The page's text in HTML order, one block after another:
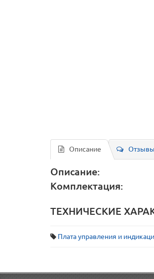
Описание
Описание:
Комплектация:
ТЕХНИЧЕСКИЕ
Плата управления и